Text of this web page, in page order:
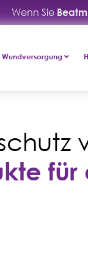
Wenn Sie
Wundversorgung